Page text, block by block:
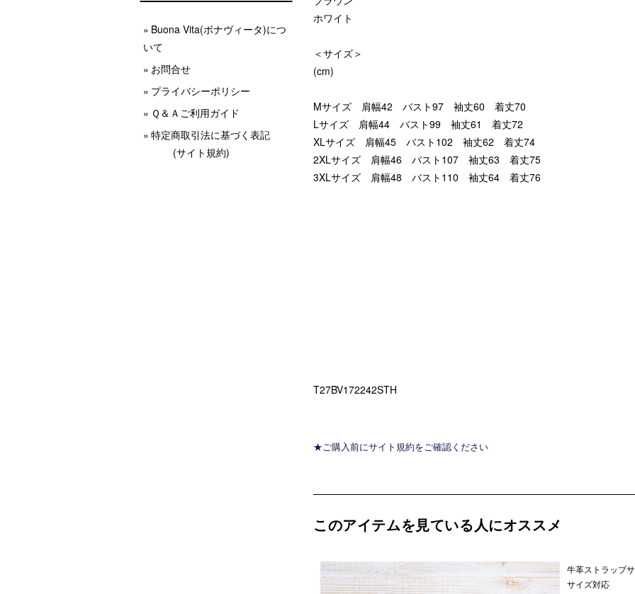
ホワイト
＜サイズ＞
(cm)
Mサイズ 肩幅42 バスト97 袖丈60 着丈70
Lサイズ 肩幅44 バスト99 袖丈61 着丈72
XLサイズ 肩幅45 バスト102 袖丈62 着丈74
2XLサイズ 肩幅46 バスト107 袖丈63 着丈75
3XLサイズ 肩幅48 バスト110 袖丈64 着丈76
T27BV172242STH
★ご購入前にサイト規約をご確認ください
このアイテムを見ている人にオススメ
牛革ストラップ
サイズ対応
Buona Vita(ボナヴィータ)につ
いて
お問合せ
プライバシーポリシー
Ｑ＆Ａご利用ガイド
特定商取引法に基づく表記
(サイト規約)